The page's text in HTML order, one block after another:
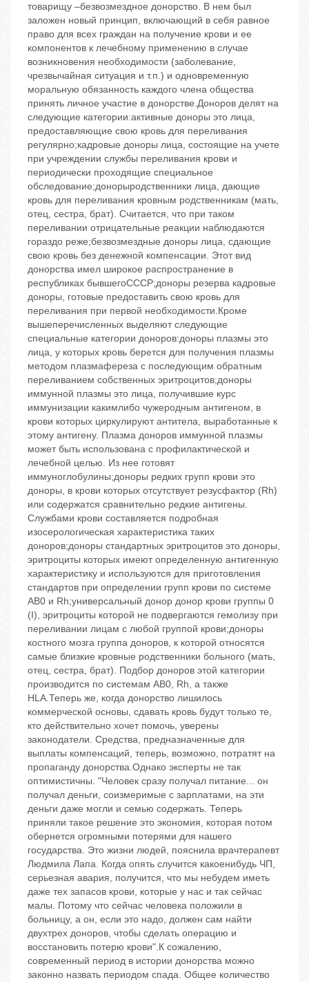
товарищу –безвозмездное донорство. В нем был
заложен новый принцип, включающий в себя равное
право для всех граждан на получение крови и ее
компонентов к лечебному применению в случае
возникновения необходимости (заболевание,
чрезвычайная ситуация и т.п.) и одновременную
моральную обязанность каждого члена общества
принять личное участие в донорстве.Доноров делят на
следующие категории:активные доноры это лица,
предоставляющие свою кровь для переливания
регулярно;кадровые доноры лица, состоящие на учете
при учреждении службы переливания крови и
периодически проходящие специальное
обследование;донорыродственники лица, дающие
кровь для переливания кровным родственникам (мать,
отец, сестра, брат). Считается, что при таком
переливании отрицательные реакции наблюдаются
гораздо реже;безвозмездные доноры лица, сдающие
свою кровь без денежной компенсации. Этот вид
донорства имел широкое распространение в
республиках бывшегоСССР;доноры резерва кадровые
доноры, готовые предоставить свою кровь для
переливания при первой необходимости.Кроме
вышеперечисленных выделяют следующие
специальные категории доноров:доноры плазмы это
лица, у которых кровь берется для получения плазмы
методом плазмафереза с последующим обратным
переливанием собственных эритроцитов;доноры
иммунной плазмы это лица, получившие курс
иммунизации какимлибо чужеродным антигеном, в
крови которых циркулируют антитела, выработанные к
этому антигену. Плазма доноров иммунной плазмы
может быть использована с профилактической и
лечебной целью. Из нее готовят
иммуноглобулины;доноры редких групп крови это
доноры, в крови которых отсутствует резусфактор (Rh)
или содержатся сравнительно редкие антигены.
Службами крови составляется подробная
изосерологическая характеристика таких
доноров;доноры стандартных эритроцитов это доноры,
эритроциты которых имеют определенную антигенную
характеристику и используются для приготовления
стандартов при определении групп крови по системе
АВ0 и Rh;универсальный донор донор крови группы 0
(I), эритроциты которой не подвергаются гемолизу при
переливании лицам с любой группой крови;доноры
костного мозга группа доноров, к которой относятся
самые близкие кровные родственники больного (мать,
отец, сестра, брат). Подбор доноров этой категории
производится по системам АВ0, Rh, а также
HLA.Теперь же, когда донорство лишилось
коммерческой основы, сдавать кровь будут только те,
кто действительно хочет помочь, уверены
законодатели. Средства, предназначенные для
выплаты компенсаций, теперь, возможно, потратят на
пропаганду донорства.Однако эксперты не так
оптимистичны. "Человек сразу получал питание... он
получал деньги, соизмеримые с зарплатами, на эти
деньги даже могли и семью содержать. Теперь
приняли такое решение это экономия, которая потом
обернется огромными потерями для нашего
государства. Это жизни людей, пояснила врачтерапевт
Людмила Лапа. Когда опять случится какоенибудь ЧП,
серьезная авария, получится, что мы небудем иметь
даже тех запасов крови, которые у нас и так сейчас
малы. Потому что сейчас человека положили в
больницу, а он, если это надо, должен сам найти
двухтрех доноров, чтобы сделать операцию и
восстановить потерю крови".К сожалению,
современный период в истории донорства можно
законно назвать периодом спада. Общее количество